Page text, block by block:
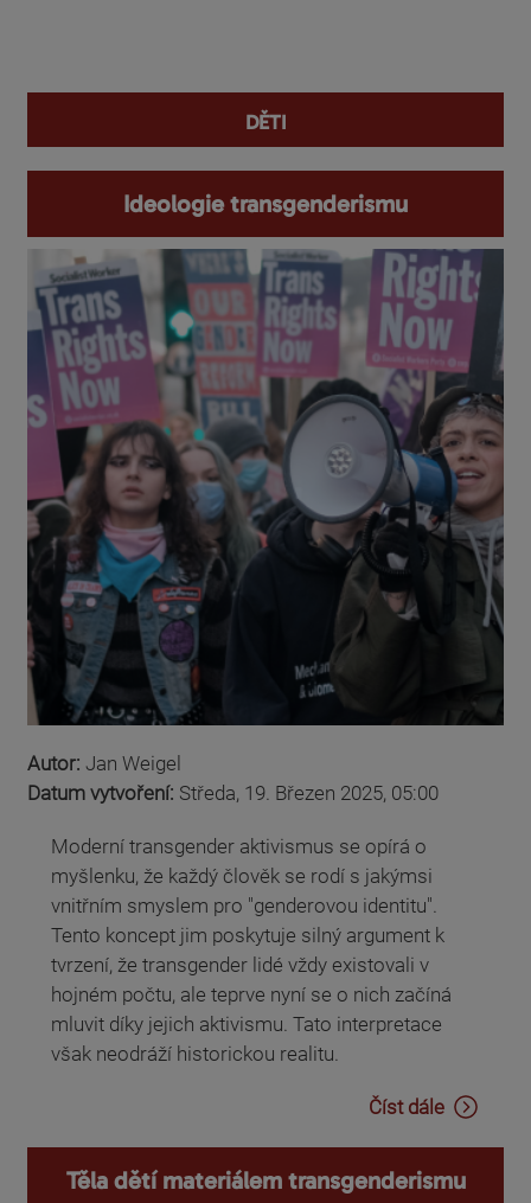
děti
Ideologie transgenderismu
Autor: Jan Weigel
Datum vytvoření: Středa, 19. Březen 2025, 05:00
Moderní transgender aktivismus se opírá o
myšlenku, že každý člověk se rodí s jakýmsi
vnitřním smyslem pro "genderovou identitu".
Tento koncept jim poskytuje silný argument k
tvrzení, že transgender lidé vždy existovali v
hojném počtu, ale teprve nyní se o nich začíná
mluvit díky jejich aktivismu. Tato interpretace
však neodráží historickou realitu.
Číst dále
Těla dětí materiálem transgenderismu